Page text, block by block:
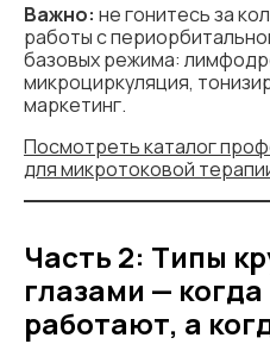
Важно: не гонитесь за
работы с
базовых режима:
микроциркуляция,
маркетинг.
Посмотреть каталог
для микротоковой
Часть 2: Типы
глазами —
работают, а